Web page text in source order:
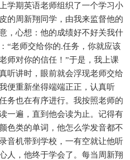
学期英语老师组织了一个学习小
的周新翔同学，由我来监督他的
，心想：他的成绩好不好关我什
“老师交给你的.任务，你就应该
师对你的信任！”于是，我上课
听讲时，眼前就会浮现老师交给
便重新坐得端端正正，认真听
务也在有序进行。我按照老师的
一遍，直到他会读为止。记得有
色类的单词，他怎么学发音都不
音机带到学校，一有空就让他听
人，他终于学会了。每当周新翔